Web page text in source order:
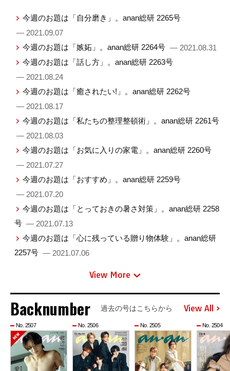
今週のお題は「自分磨き」。anan総研 2265号
— 2021.09.07
今週のお題は「嫉妬」。anan総研 2264号 — 2021.08.31
今週のお題は「話し方」。anan総研 2263号
— 2021.08.24
今週のお題は「癒されたい!」。anan総研 2262号
— 2021.08.17
今週のお題は「私たちの整理整頓術」。anan総研 2261号
— 2021.08.03
今週のお題は「お気に入りの家電」。anan総研 2260号
— 2021.07.27
今週のお題は「おすすめ」。anan総研 2259号
— 2021.07.20
今週のお題は「とっておきの暑さ対策」。anan総研 2258
号 — 2021.07.13
今週のお題は「心に残っている贈り物体験」。anan総研
2257号 — 2021.07.06
View More
Backnumber 過去の号はこちらから View All
No. 2507 No. 2506 No. 2505 No. 2504